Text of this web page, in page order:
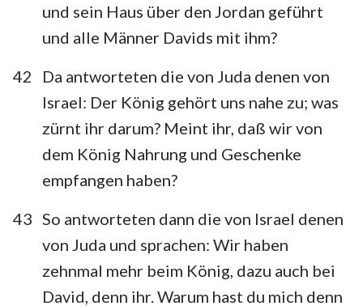
und sein Haus über den Jordan geführt
und alle Männer Davids mit ihm?
42
Da antworteten die von Juda denen von
Israel: Der König gehört uns nahe zu; was
zürnt ihr darum? Meint ihr, daß wir von
dem König Nahrung und Geschenke
empfangen haben?
43 So antworteten dann die von Israel denen
von Juda und sprachen: Wir haben
zehnmal mehr beim König, dazu auch bei
David, denn ihr. Warum hast du mich denn